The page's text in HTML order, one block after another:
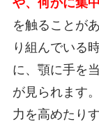
を触ることが
り組んでいる
に、顎に手を
が見られます
力を高めたり